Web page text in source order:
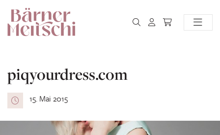
piqyourdress.com
15. Mai 2015